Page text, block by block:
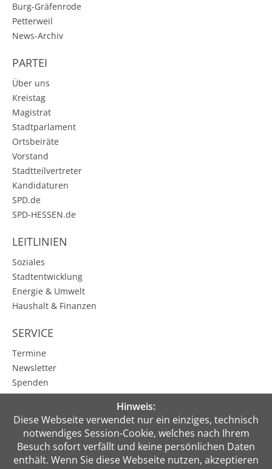
Hinweis:
Diese Webseite verwendet nur ein einziges, technisch
notwendiges Session-Cookie, welches nach Ihrem
Besuch sofort verfällt und keine persönlichen Daten
enthält. Wenn Sie diese Webseite nutzen, akzeptieren
Burg-Gräfenrode
Petterweil
News-Archiv
PARTEI
Über uns
Kreistag
Magistrat
Stadtparlament
Ortsbeiräte
Vorstand
Stadtteilvertreter
Kandidaturen
SPD.de
SPD-HESSEN.de
LEITLINIEN
Soziales
Stadtentwicklung
Energie & Umwelt
Haushalt & Finanzen
SERVICE
Termine
Newsletter
Spenden
Karbener Spiegel
PRESSE
MEIN BEREICH